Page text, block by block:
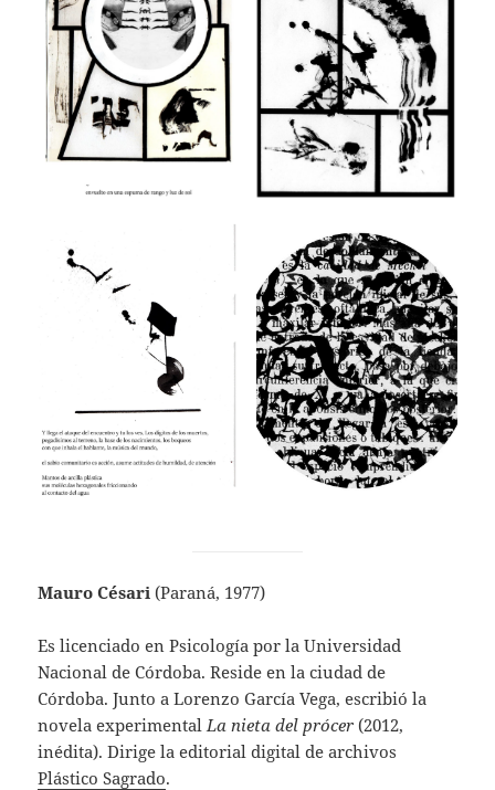
Mauro Césari(Paraná, 1977)
Es licenciado en Psicología por la Universidad
Nacional de Córdoba. Reside en la ciudad de
Córdoba. Junto a Lorenzo García Vega, escribió la
novela experimental La nieta del prócer(2012,
inédita). Dirige la editorial digital de archivos
Plástico Sagrado.